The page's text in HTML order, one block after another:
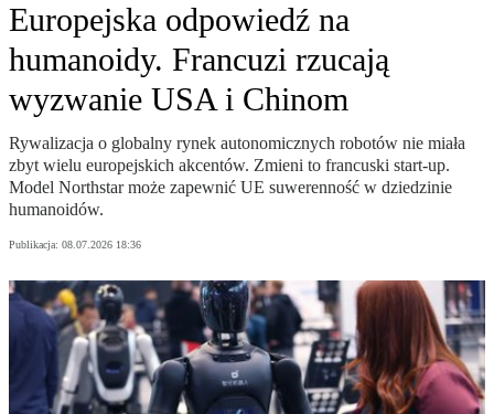
Europejska odpowiedź na
humanoidy. Francuzi rzucają
wyzwanie USA i Chinom
Rywalizacja o globalny rynek autonomicznych robotów nie miała
zbyt wielu europejskich akcentów. Zmieni to francuski start-up.
Model Northstar może zapewnić UE suwerenność w dziedzinie
humanoidów.
Publikacja: 08.07.2026 18:36